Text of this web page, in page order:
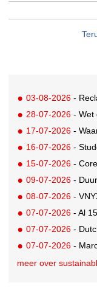
03-08-2026 -
28-07-2026 - Wet die e-
17-07-2026 - Waarom
16-07-2026 -
15-07-2026 -
09-07-2026 -
08-07-2026 - VNYX
07-07-2026 - Al 15
07-07-2026 - Dutch
07-07-2026 -
meer over